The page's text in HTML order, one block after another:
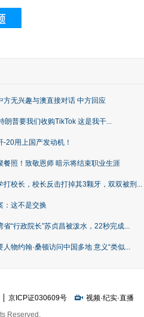
方无兴趣与澳直接对话 中方回应
朗普要我们收购TikTok 这是我干...
20用上国产发动机！
餐照！致敬恩师 暗示将结束职业生涯
打校长，校长反击打掉其3颗牙，双双被刑...
：这不是交换
省“行政院长”苏贞昌被泼水，22秒完成...
物约翰·桑顿访问中国多地 意义“类似...
京ICP证030609号 视频·纪实·直播
Reserved.